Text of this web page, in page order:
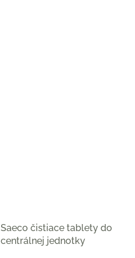
Saeco čistiace tablety do
centrálnej jednotky